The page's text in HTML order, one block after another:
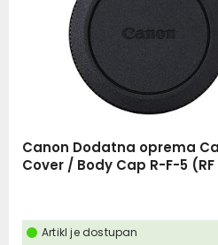
Canon Dodatna oprema
Cover / Body Cap R-F-5
Artikl je dostupan